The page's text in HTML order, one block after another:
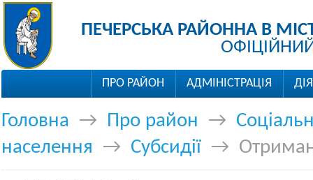
ПЕЧЕРСЬКА РАЙОННА В
ПРО РАЙОН АДМІНІСТРАЦІЯ
Головна → Про район →
населення → Субсидії→